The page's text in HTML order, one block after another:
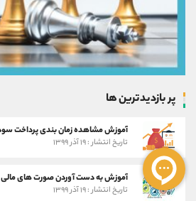
پر بازدیدترین ها
آموزش مشاهده زمان بندی پرداخت
تاریخ انتشار : ۱۹ آذر ۱۳۹۹
آموزش به دست آوردن صورت های مالی
تاریخ انتشار : ۱۹ آذر ۱۳۹۹